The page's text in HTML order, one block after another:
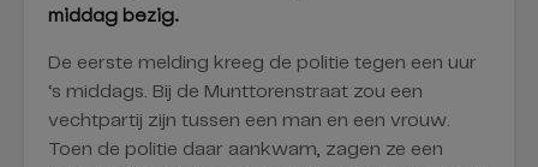
middag bezig.
De eerste melding kreeg de politie tegen een uur
‘s middags. Bij de Munttorenstraat zou een
vechtpartij zijn tussen een man en een vrouw.
Toen de politie daar aankwam, zagen ze een